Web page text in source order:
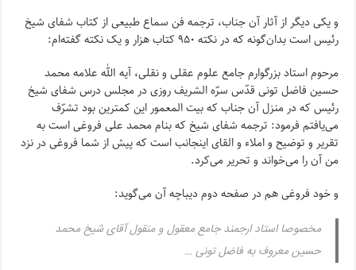
و یکى دیگر از آثار آن جناب، ترجمه فن سماع طبیعى از کتاب شفاى شیخ
رئیس است بدان‌گونه که در نکته ۹۵۰ کتاب هزار و یک نکته گفته‌ام:
مرحوم استاد بزرگوارم جامع علوم عقلى و نقلى، آیه الله علامه محمد
حسین فاضل تونى قدّس سرّه الشریف روزى در مجلس درس شفاى شیخ
رئیس که در منزل آن جناب که بیت المعمور این کمترین بود تشرّف
مى‌یافتم فرمود: ترجمه شفاى شیخ که بنام محمد على فروغى است به
تقریر و توضیح و املاء و القاى اینجانب است که پیش از شما فروغى در نزد
من آن را مى‌خواند و تحریر مى‌کرد.
و خود فروغى هم در صفحه دوم دیباچه آن مى‌گوید:
مخصوصا استاد ارجمند جامع معقول و منقول آقاى شیخ محمد
حسین معروف به فاضل تونى …